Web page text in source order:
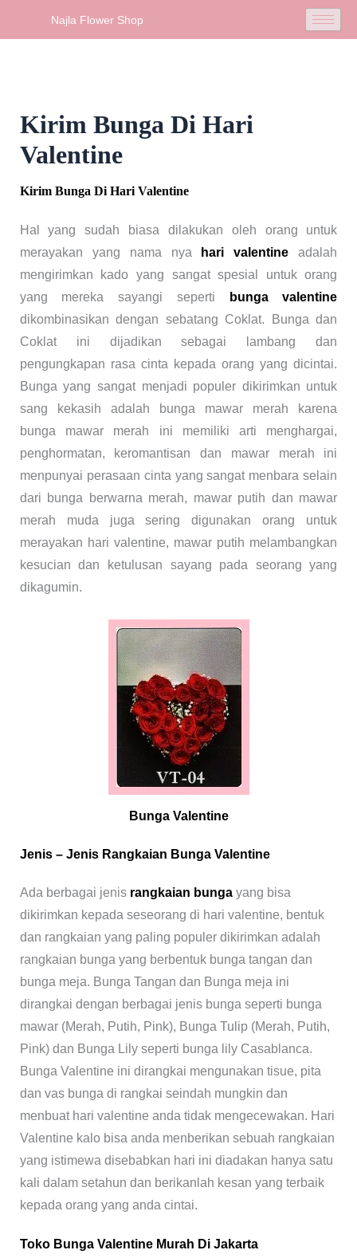
Najla Flower Shop
Kirim Bunga Di Hari
Valentine
Kirim Bunga Di Hari Valentine
Hal yang sudah biasa dilakukan oleh orang untuk
merayakan yang nama nya
hari valentine adalah
mengirimkan kado yang sangat spesial untuk orang
yang mereka sayangi seperti
bunga valentine
dikombinasikan dengan sebatang Coklat. Bunga dan
Coklat ini dijadikan sebagai lambang dan
pengungkapan rasa cinta kepada orang yang dicintai.
Bunga yang sangat menjadi populer dikirimkan untuk
sang kekasih adalah bunga mawar merah karena
bunga mawar merah ini memiliki arti menghargai,
penghormatan, keromantisan dan mawar merah ini
menpunyai perasaan cinta yang sangat menbara selain
dari bunga berwarna merah, mawar putih dan mawar
merah muda juga sering digunakan orang untuk
merayakan hari valentine, mawar putih melambangkan
kesucian dan ketulusan sayang pada seorang yang
dikagumin.
Bunga Valentine
Jenis – Jenis Rangkaian Bunga Valentine
Ada berbagai jenis rangkaian bunga yang bisa
dikirimkan kepada seseorang di hari valentine, bentuk
dan rangkaian yang paling populer dikirimkan adalah
rangkaian bunga yang berbentuk bunga tangan dan
bunga meja. Bunga Tangan dan Bunga meja ini
dirangkai dengan berbagai jenis bunga seperti bunga
mawar (Merah, Putih, Pink), Bunga Tulip (Merah, Putih,
Pink) dan Bunga Lily seperti bunga lily Casablanca.
Bunga Valentine ini dirangkai mengunakan tisue, pita
dan vas bunga di rangkai seindah mungkin dan
menbuat hari valentine anda tidak mengecewakan. Hari
Valentine kalo bisa anda menberikan sebuah rangkaian
yang istimewa disebabkan hari ini diadakan hanya satu
kali dalam setahun dan berikanlah kesan yang terbaik
kepada orang yang anda cintai.
Toko Bunga Valentine Murah Di Jakarta